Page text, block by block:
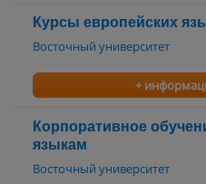
Курсы европейских
Восточный университет
+
Корпоративное
языкам
Восточный университет